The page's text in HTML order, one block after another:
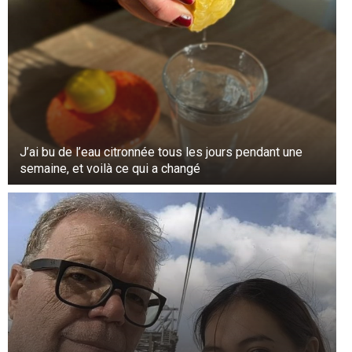
J’ai bu de l’eau citronnée tous les jours pendant une
semaine, et voilà ce qui a changé